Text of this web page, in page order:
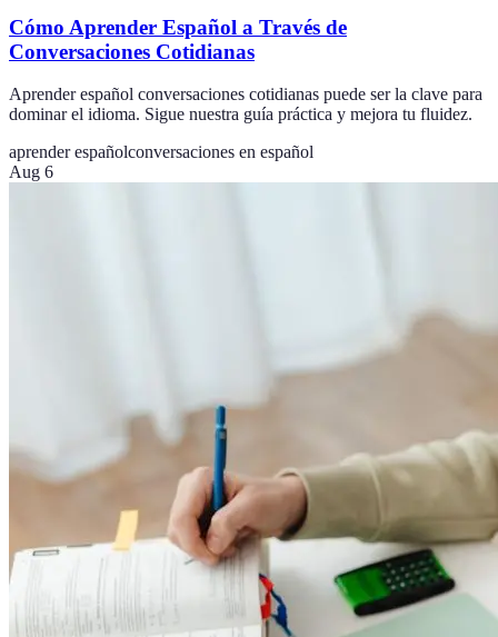
Cómo Aprender Español a Través de
Conversaciones Cotidianas
Aprender español conversaciones cotidianas puede ser la clave para
dominar el idioma. Sigue nuestra guía práctica y mejora tu fluidez.
aprender españolconversaciones en español
Aug 6